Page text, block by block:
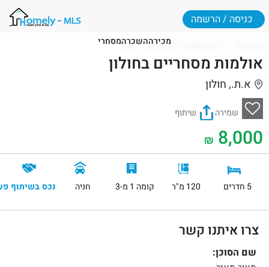
מכירההשכרהמסחרי
כניסה / הרשמה
דירות מסחריים בחולון חולון
אולמות מסחריים בחולון
א.ת., חולון
שמירה שיתוף
8,000
₪
5 חדרים 120 מ"ר קומה 1 מ-3 חניה נכס בשיתוף
צרו איתנו קשר
שם הסוכן: